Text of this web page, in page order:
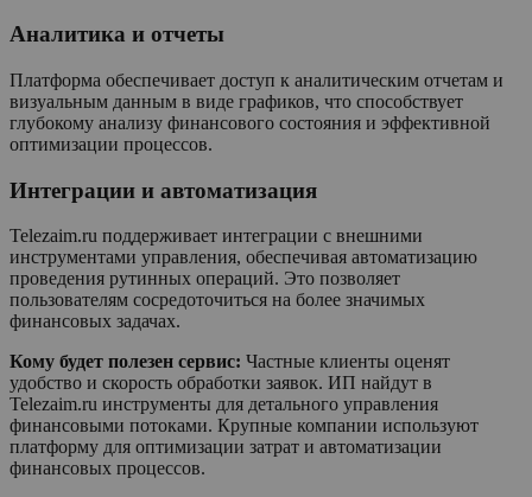
Аналитика и отчеты
Платформа обеспечивает доступ к аналитическим отчетам и
визуальным данным в виде графиков, что способствует
глубокому анализу финансового состояния и эффективной
оптимизации процессов.
Интеграции и автоматизация
Telezaim.ru поддерживает интеграции с внешними
инструментами управления, обеспечивая автоматизацию
проведения рутинных операций. Это позволяет
пользователям сосредоточиться на более значимых
финансовых задачах.
Кому будет полезен сервис: Частные клиенты оценят
удобство и скорость обработки заявок. ИП найдут в
Telezaim.ru инструменты для детального управления
финансовыми потоками. Крупные компании используют
платформу для оптимизации затрат и автоматизации
финансовых процессов.